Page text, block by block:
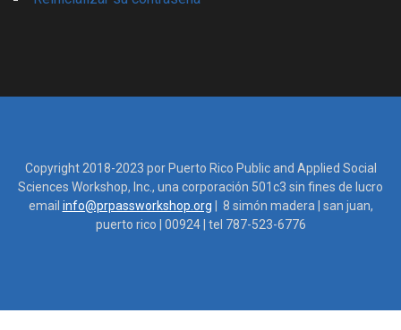
Copyright 2018-2023 por Puerto Rico Public and Applied Social
Sciences Workshop, Inc., una corporación 501c3 sin fines de lucro
email info@prpassworkshop.org | 8 simón madera | san juan,
puerto rico | 00924 | tel 787-523-6776